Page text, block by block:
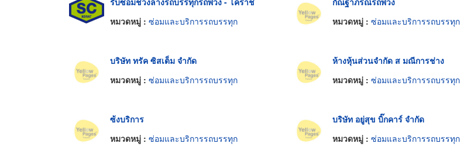
หมวดหมู่ : ซ่อมและบริการรถบรรทุก
หมวดหมู่ : ซ่อมและบริการรถบรรทุก
บริษัท ทรัค ซิสเต็ม จำกัด
หมวดหมู่ : ซ่อมและบริการรถบรรทุก
ห้างหุ้นส่วนจำกัด ส มณีการช่าง
หมวดหมู่ : ซ่อมและบริการรถบรรทุก
ซ้งบริการ
หมวดหมู่ : ซ่อมและบริการรถบรรทุก
บริษัท อยู่สุข บิ๊กคาร์ จำกัด
หมวดหมู่ : ซ่อมและบริการรถบรรทุก